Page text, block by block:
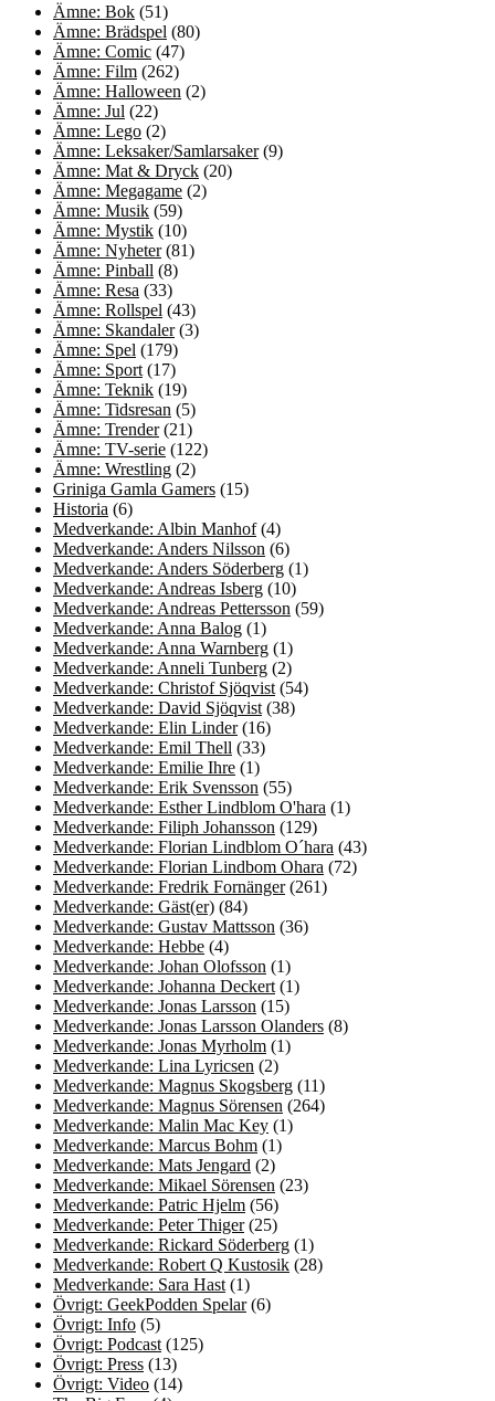
Ämne: Bok (51)
Ämne: Brädspel (80)
Ämne: Comic (47)
Ämne: Film (262)
Ämne: Halloween (2)
Ämne: Jul (22)
Ämne: Lego (2)
Ämne: Leksaker/Samlarsaker(9)
Ämne: Mat & Dryck (20)
Ämne: Megagame (2)
Ämne: Musik (59)
Ämne: Mystik (10)
Ämne: Nyheter(81)
Ämne: Pinball (8)
Ämne: Resa (33)
Ämne: Rollspel (43)
Ämne: Skandaler(3)
Ämne: Spel (179)
Ämne: Sport (17)
Ämne: Teknik (19)
Ämne: Tidsresan (5)
Ämne: Trender(21)
Ämne: TV-serie (122)
Ämne: Wrestling (2)
Griniga Gamla Gamers (15)
Historia (6)
Medverkande: Albin Manhof(4)
Medverkande: Anders Nilsson (6)
Medverkande: Anders Söderberg (1)
Medverkande: Andreas Isberg (10)
Medverkande: Andreas Pettersson (59)
Medverkande: Anna Balog (1)
Medverkande: Anna Warnberg (1)
Medverkande: Anneli Tunberg (2)
Medverkande: Christof Sjöqvist (54)
Medverkande: David Sjöqvist (38)
Medverkande: Elin Linder(16)
Medverkande: Emil Thell (33)
Medverkande: Emilie Ihre (1)
Medverkande: Erik Svensson (55)
Medverkande: Esther Lindblom O'hara (1)
Medverkande: Filiph Johansson (129)
Medverkande: Florian Lindblom O´hara (43)
Medverkande: Florian Lindbom Ohara (72)
Medverkande: Fredrik Fornänger(261)
Medverkande: Gäst(er) (84)
Medverkande: Gustav Mattsson (36)
Medverkande: Hebbe (4)
Medverkande: Johan Olofsson (1)
Medverkande: Johanna Deckert (1)
Medverkande: Jonas Larsson (15)
Medverkande: Jonas Larsson Olanders (8)
Medverkande: Jonas Myrholm (1)
Medverkande: Lina Lyricsen (2)
Medverkande: Magnus Skogsberg (11)
Medverkande: Magnus Sörensen (264)
Medverkande: Malin Mac Key (1)
Medverkande: Marcus Bohm (1)
Medverkande: Mats Jengard (2)
Medverkande: Mikael Sörensen (23)
Medverkande: Patric Hjelm (56)
Medverkande: Peter Thiger(25)
Medverkande: Rickard Söderberg (1)
Medverkande: Robert Q Kustosik (28)
Medverkande: Sara Hast (1)
Övrigt: GeekPodden Spelar(6)
Övrigt: Info (5)
Övrigt: Podcast (125)
Övrigt: Press (13)
Övrigt: Video (14)